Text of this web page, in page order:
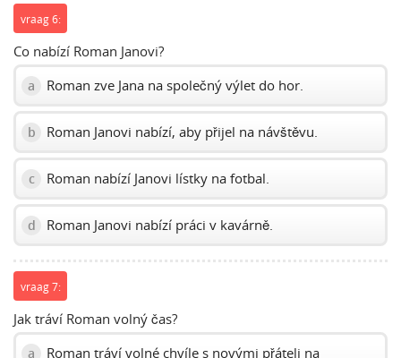
vraag 6:
Co nabízí Roman Janovi?
a Roman zve Jana na společný výlet do hor.
b Roman Janovi nabízí, aby přijel na návštěvu.
c Roman nabízí Janovi lístky na fotbal.
d Roman Janovi nabízí práci v kavárně.
vraag 7:
Jak tráví Roman volný čas?
a Roman tráví volné chvíle s novými přáteli na